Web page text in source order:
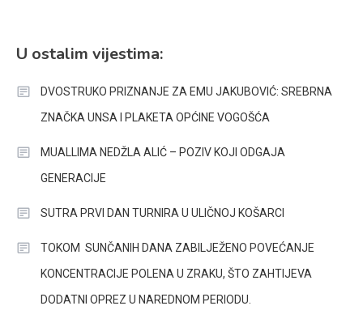
U ostalim vijestima:
DVOSTRUKO PRIZNANJE ZA EMU JAKUBOVIĆ: SREBRNA
ZNAČKA UNSA I PLAKETA OPĆINE VOGOŠĆA
MUALLIMA NEDŽLA ALIĆ – POZIV KOJI ODGAJA
GENERACIJE
SUTRA PRVI DAN TURNIRA U ULIČNOJ KOŠARCI
TOKOM SUNČANIH DANA ZABILJEŽENO POVEĆANJE
KONCENTRACIJE POLENA U ZRAKU, ŠTO ZAHTIJEVA
DODATNI OPREZ U NAREDNOM PERIODU.